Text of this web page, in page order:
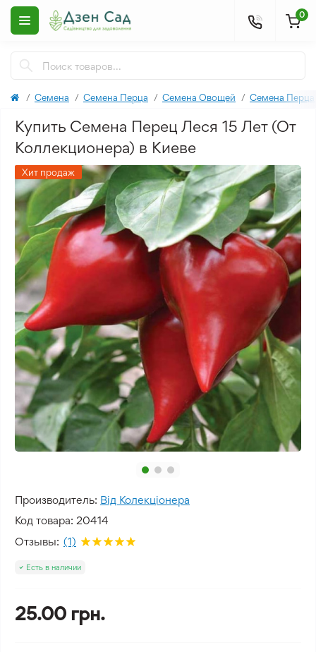
0
Семена Семена Перца Семена Овощей Семена
Купить Семена Перец Леся 15 Лет (От
Коллекционера) в Киеве
Хит продаж
Производитель: Від Колекціонера
Код товара: 20414
Отзывы: (1)
Есть в наличии
25.00 грн.